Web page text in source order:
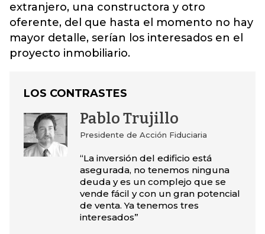
extranjero, una constructora y otro
oferente, del que hasta el momento no hay
mayor detalle, serían los interesados en el
proyecto inmobiliario.
LOS CONTRASTES
Pablo Trujillo
Presidente de Acción Fiduciaria
“La inversión del edificio está
asegurada, no tenemos ninguna
deuda y es un complejo que se
vende fácil y con un gran potencial
de venta. Ya tenemos tres
interesados”